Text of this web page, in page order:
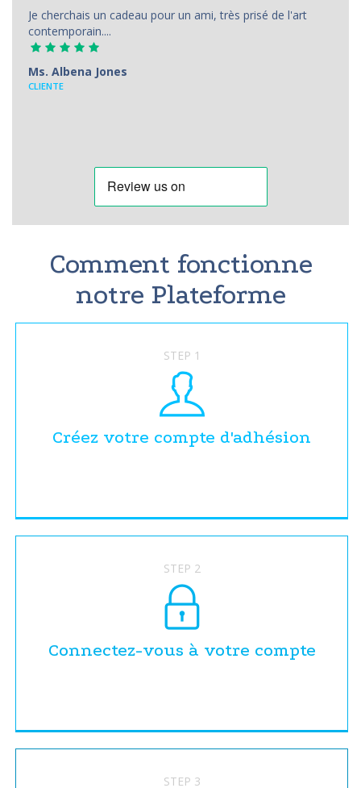
Je cherchais un cadeau pour un ami, très prisé de l'art
contemporain....
Ms. Albena Jones
CLIENTE
Comment fonctionne
notre Plateforme
STEP 1
Créez votre compte d'adhésion
STEP 2
Connectez-vous à votre compte
STEP 3